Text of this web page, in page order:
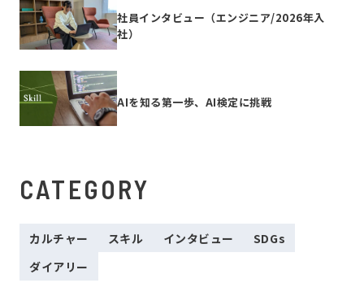
社員インタビュー（エンジニア/2026年入
社）
AIを知る第一歩、AI検定に挑戦
CATEGORY
カルチャー スキル インタビュー
SDGs
ダイアリー